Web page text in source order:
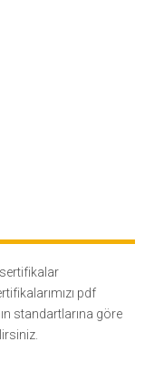
sertifikalar
pdf
standartlarına göre